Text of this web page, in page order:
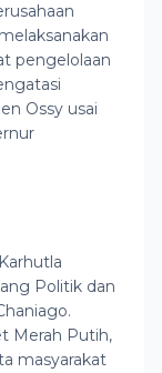
pengelolaan
Ossy usai
Politik dan
Merah Putih,
masyarakat